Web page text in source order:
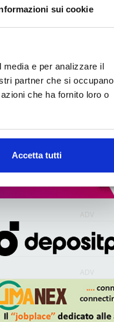
sui cookie
e per analizzare il
partner che si occupano
che ha fornito loro o
Accetta tutti
ADV
ADV